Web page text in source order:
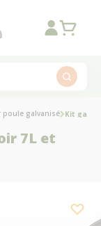
poule galvanisé Kit galva
7L et